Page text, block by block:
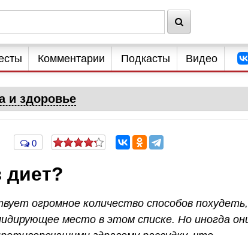
Комментарии Подкасты Видео
и здоровье
0
диет?
огромное количество способов похудеть,
место в этом списке. Но иногда